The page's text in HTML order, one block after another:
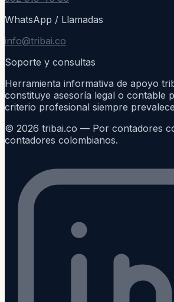
WhatsApp / Llamadas
info@tribai.co
Soporte y consultas
Herramienta informativa de apoyo
constituye asesoría legal o contable
criterio profesional siempre
© 2026 tribai.co — Por contadores
contadores colombianos.